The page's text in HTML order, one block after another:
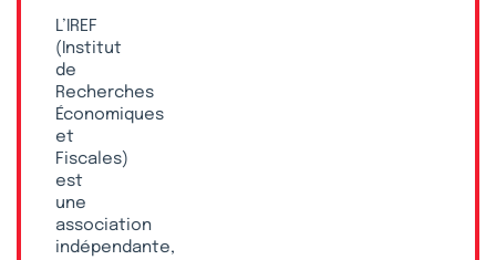
L’IREF
(Institut
de
Recherches
Économiques
et
Fiscales)
est
une
association
indépendante,